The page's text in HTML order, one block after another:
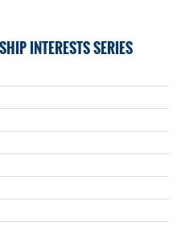
INTERESTS SERIES